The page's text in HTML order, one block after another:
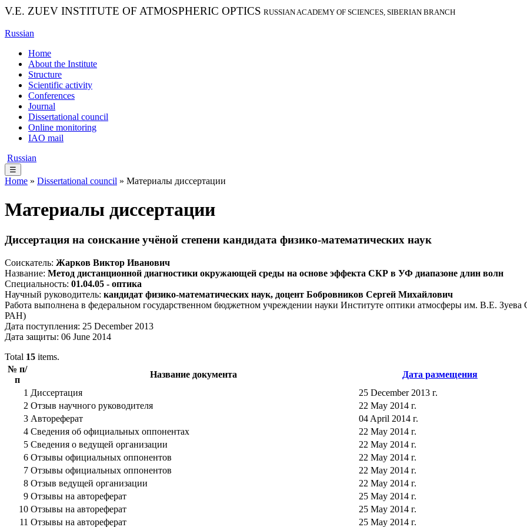
V.E. ZUEV INSTITUTE OF ATMOSPHERIC OPTICS RUSSIAN ACADEMY OF SCIENCES, SIBERIAN BRANCH
Russian
Home
About the Institute
Structure
Scientific activity
Conferences
Journal
Dissertational council
Online monitoring
IAO mail
Russian
☰
Home » Dissertational council » Материалы диссертации
Материалы диссертации
Диссертация на соискание учёной степени кандидата физико-математических наук
Соискатель: Жарков Виктор Иванович
Название: Метод дистанционной диагностики окружающей среды на основе эффекта СКР в УФ диапазоне длин волн
Специальность: 01.04.05 - оптика
Научный руководитель: кандидат физико-математических наук, доцент Бобровников Сергей Михайлович
Работа выполнена в федеральном государственном бюджетном учреждении науки Институте оптики атмосферы им. В.Е.
РАН)
Дата поступления: 25 December 2013
Дата защиты: 06 June 2014
Total 15 items.
№ п/
п
Название документа Дата размещения
1 Диссертация
25 December 2013 г.
2 Отзыв научного руководителя
22 May 2014 г.
3 Автореферат
04 April 2014 г.
4 Сведения об официальных оппонентах
22 May 2014 г.
5 Сведения о ведущей организации
22 May 2014 г.
6 Отзывы официальных оппонентов
22 May 2014 г.
7 Отзывы официальных оппонентов
22 May 2014 г.
8 Отзыв ведущей организации
22 May 2014 г.
9 Отзывы на автореферат
25 May 2014 г.
10 Отзывы на автореферат
25 May 2014 г.
11 Отзывы на автореферат 25 May 2014 г.